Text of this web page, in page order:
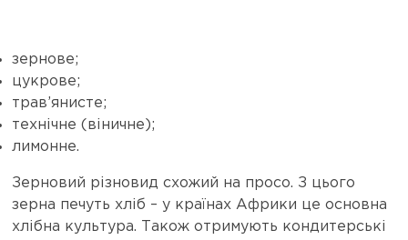
зернове;
цукрове;
трав’янисте;
технічне (віничне);
лимонне.
Зерновий різновид схожий на просо. З цього
зерна печуть хліб – у країнах Африки це основна
хлібна культура. Також отримують кондитерські